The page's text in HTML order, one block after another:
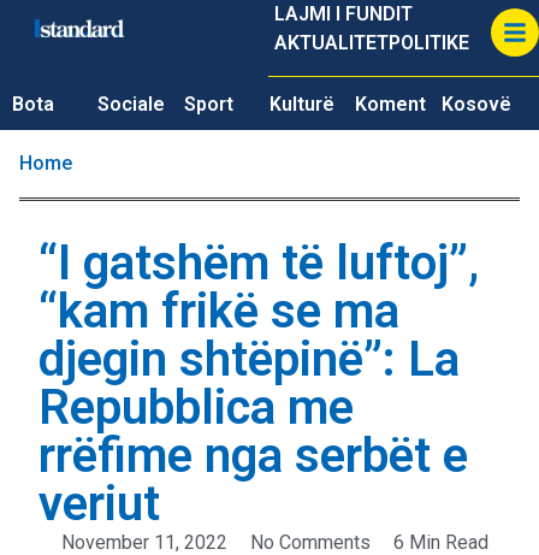
LAJMI I FUNDIT
AKTUALITETPOLITIKE
Bota Sociale Sport Kulturë Koment Kosovë
Home
“I gatshëm të luftoj”,
“kam frikë se ma
djegin shtëpinë”: La
Repubblica me
rrëfime nga serbët e
veriut
November 11, 2022 No Comments
6 Min Read